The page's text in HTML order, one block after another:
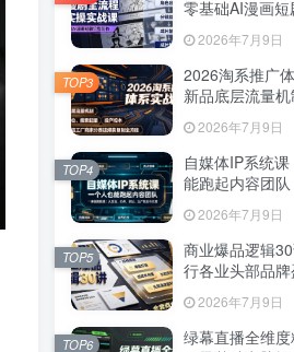
零基础AI漫画短
作、脚本出图
2026年7月9日
2026淘系推广
新品底层流量
位、搜索起量
新店老店工厂
款全流程
2026年7月9日
TOP3
自媒体IP系统
能跑起内容团
跑通，从定位
达、生产到发布
2026年7月9日
TOP4
商业爆品逻辑
行各业头部品
吃透爆品打造
播、长效变现
课
2026年7月9日
TOP5
绿幕直播全维
零基础AI漫画短
作、脚本出图成
地教程
2026年7月9日
2026淘系推广
新品底层流量
位、搜索起量、
新店老店工厂
款全流程
2026年7月9日
TOP3
自媒体IP系统
能跑起内容团
跑通，从定位、
达、生产到发
2026年7月9日
TOP4
商业爆品逻辑
行各业头部品
吃透爆品打造、
播、长效变现
课
2026年7月9日
TOP5
绿幕直播全维
TOP6